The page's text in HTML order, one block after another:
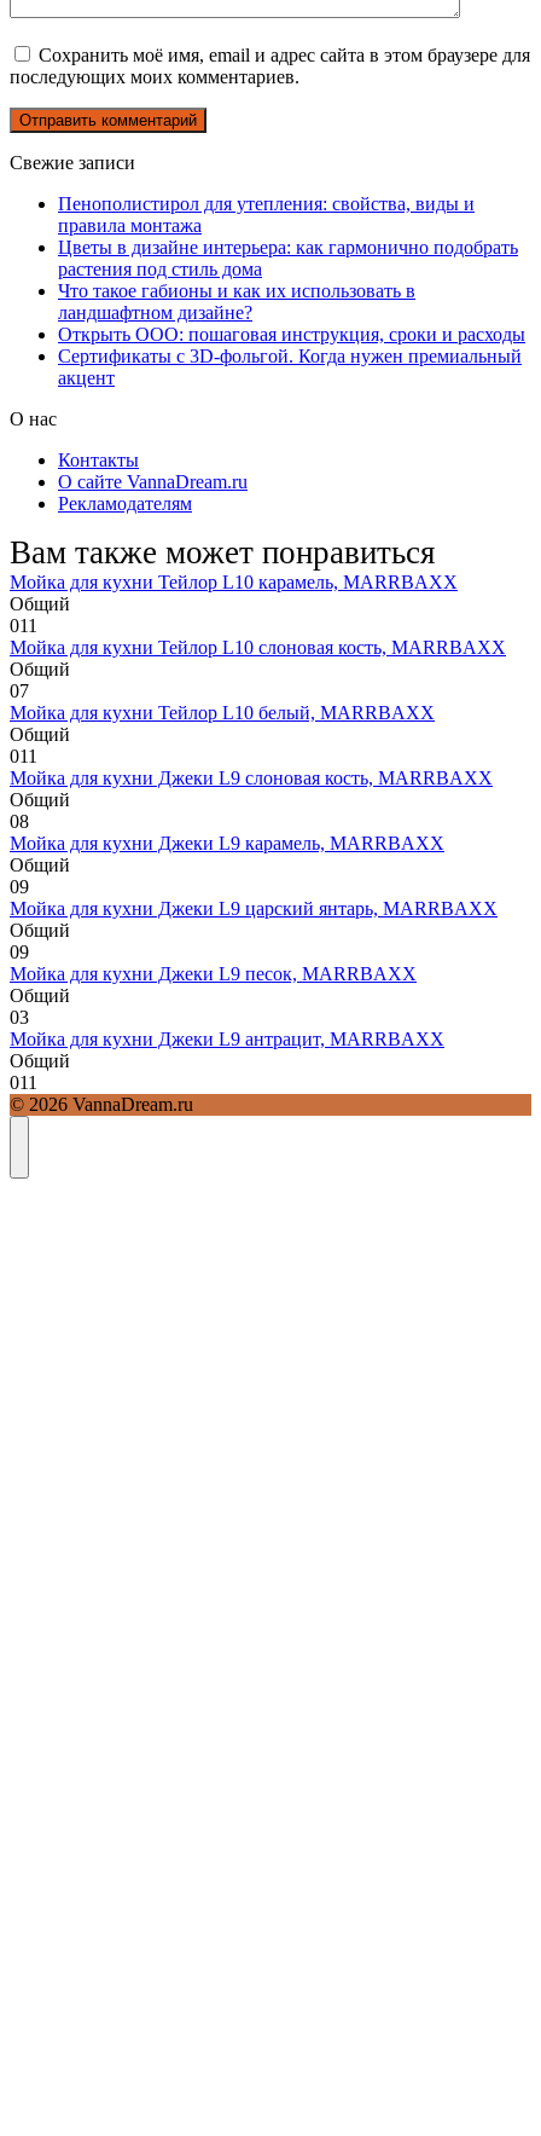
Сохранить моё имя, email и адрес сайта в этом браузере для
последующих моих комментариев.
Свежие записи
Пенополистирол для утепления: свойства, виды и
правила монтажа
Цветы в дизайне интерьера: как гармонично подобрать
растения под стиль дома
Что такое габионы и как их использовать в
ландшафтном дизайне?
Открыть ООО: пошаговая инструкция, сроки и расходы
Сертификаты с 3D-фольгой. Когда нужен премиальный
акцент
О нас
Контакты
О сайте VannaDream.ru
Рекламодателям
Вам также может понравиться
Мойка для кухни Тейлор L10 карамель, MARRBAXX
Общий
011
Мойка для кухни Тейлор L10 слоновая кость, MARRBAXX
Общий
07
Мойка для кухни Тейлор L10 белый, MARRBAXX
Общий
011
Мойка для кухни Джеки L9 слоновая кость, MARRBAXX
Общий
08
Мойка для кухни Джеки L9 карамель, MARRBAXX
Общий
09
Мойка для кухни Джеки L9 царский янтарь, MARRBAXX
Общий
09
Мойка для кухни Джеки L9 песок, MARRBAXX
Общий
03
Мойка для кухни Джеки L9 антрацит, MARRBAXX
Общий
011
© 2026 VannaDream.ru